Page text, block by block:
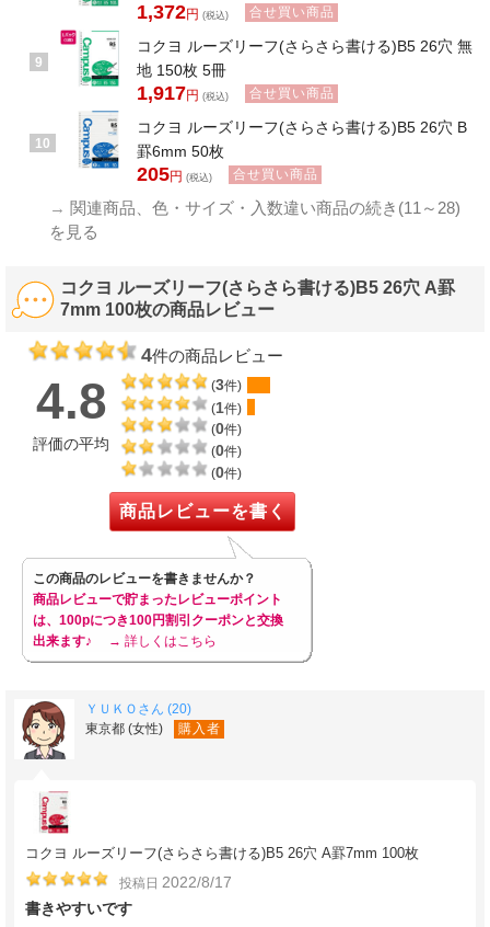
1,372円 (税込) 合せ買い商品
9
コクヨ ルーズリーフ(さらさら書ける)B5 26穴 無
地 150枚 5冊
1,917円 (税込) 合せ買い商品
10
コクヨ ルーズリーフ(さらさら書ける)B5 26穴 B
罫6mm 50枚
205円 (税込) 合せ買い商品
→ 関連商品、色・サイズ・入数違い商品の続き(11～28)
を見る
コクヨ ルーズリーフ(さらさら書ける)B5 26穴 A罫
7mm 100枚の商品レビュー
4件の商品レビュー
4.8
評価の平均
(3件)
(1件)
(0件)
(0件)
(0件)
商品レビューを書く
この商品のレビューを書きませんか？
商品レビューで貯まったレビューポイント
は、100pにつき100円割引クーポンと交換
出来ます♪
→ 詳しくはこちら
ＹＵＫＯさん (20)
東京都 (女性)
購入者
コクヨ ルーズリーフ(さらさら書ける)B5 26穴 A罫7mm 100枚
投稿日 2022/8/17
書きやすいです